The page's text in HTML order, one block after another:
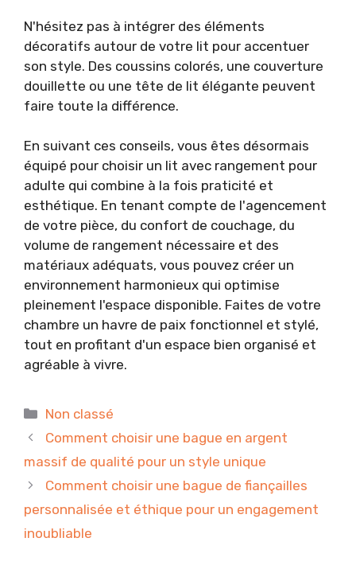
N'hésitez pas à intégrer des éléments
décoratifs autour de votre lit pour accentuer
son style. Des coussins colorés, une couverture
douillette ou une tête de lit élégante peuvent
faire toute la différence.
En suivant ces conseils, vous êtes désormais
équipé pour choisir un lit avec rangement pour
adulte qui combine à la fois praticité et
esthétique. En tenant compte de l'agencement
de votre pièce, du confort de couchage, du
volume de rangement nécessaire et des
matériaux adéquats, vous pouvez créer un
environnement harmonieux qui optimise
pleinement l'espace disponible. Faites de votre
chambre un havre de paix fonctionnel et stylé,
tout en profitant d'un espace bien organisé et
agréable à vivre.
Catégories
Non classé
Comment choisir une bague en argent
massif de qualité pour un style unique
Comment choisir une bague de fiançailles
personnalisée et éthique pour un engagement
inoubliable